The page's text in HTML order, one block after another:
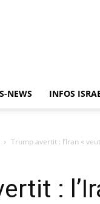
NEWS INFOS
Trump avertit : l’Iran «
: